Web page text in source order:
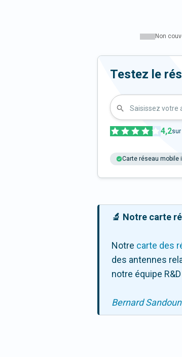
Non
Testez le
Saisissez votre
4,2sur
Carte réseau mobile
🔬 Notre carte
Notre carte des
des antennes
notre équipe
Bernard